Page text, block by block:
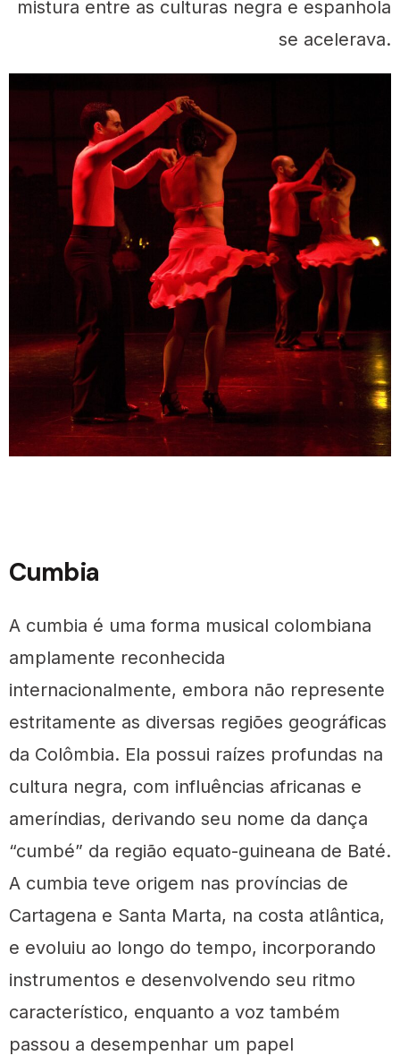
mistura entre as culturas negra e espanhola
se acelerava.
Cumbia
A cumbia é uma forma musical colombiana
amplamente reconhecida
internacionalmente, embora não represente
estritamente as diversas regiões geográficas
da Colômbia. Ela possui raízes profundas na
cultura negra, com influências africanas e
ameríndias, derivando seu nome da dança
“cumbé” da região equato-guineana de Baté.
A cumbia teve origem nas províncias de
Cartagena e Santa Marta, na costa atlântica,
e evoluiu ao longo do tempo, incorporando
instrumentos e desenvolvendo seu ritmo
característico, enquanto a voz também
passou a desempenhar um papel